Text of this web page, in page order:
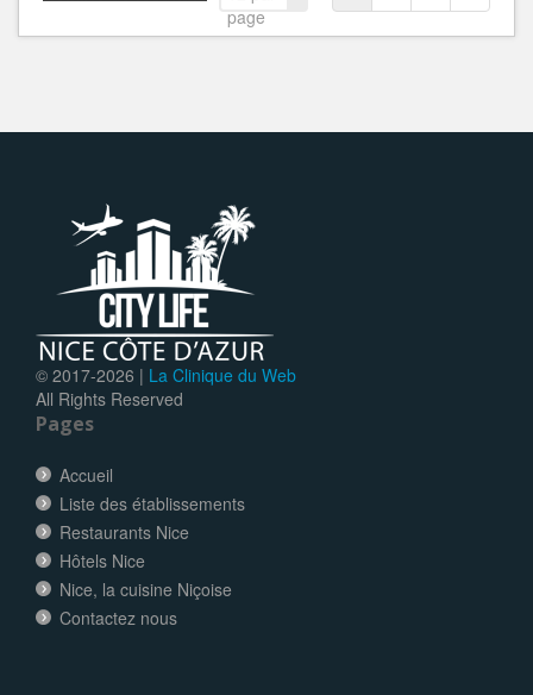
page
© 2017-2026 | La Clinique du Web
All Rights Reserved
Pages
Accueil
Liste des établissements
Restaurants Nice
Hôtels Nice
Nice, la cuisine Niçoise
Contactez nous